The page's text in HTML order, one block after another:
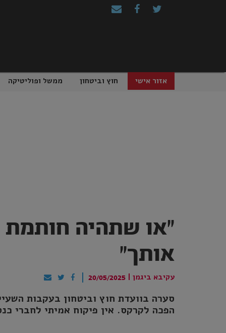
אזור אישי חוץ וביטחון ממשל ופוליטיקה
"או שתהיה חותמת
אותך"
עקיבא ביגמן 20/05/2025
סערה בוועדת חוץ וביטחון בעקבות
הפכה לקרקס. אין פיקוח אמיתי לחברי